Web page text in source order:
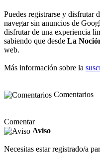
Puedes registrarse y disfrutar
navegar sin anuncios de
disfrutar de una experiencia
sabiendo que desde La
web.
Más información sobre la
Comentarios
Comentar
Aviso
Necesitas estar registrado/a